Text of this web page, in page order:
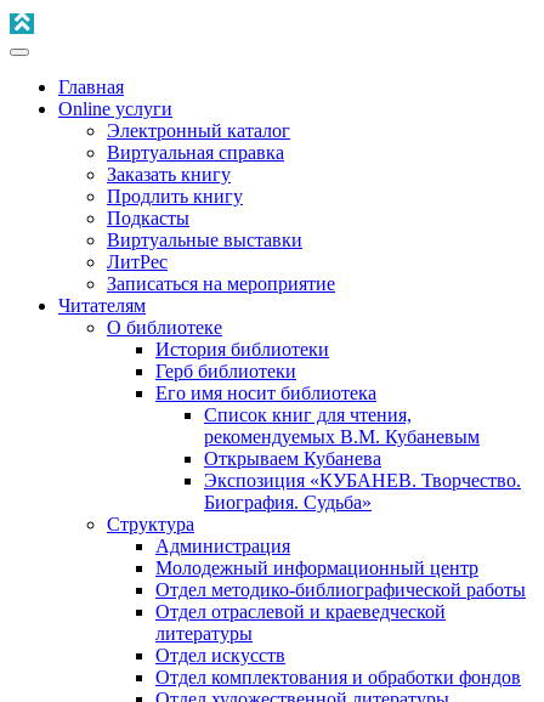
Главная
Online услуги
Электронный каталог
Виртуальная справка
Заказать книгу
Продлить книгу
Подкасты
Виртуальные выставки
ЛитРес
Записаться на мероприятие
Читателям
О библиотеке
История библиотеки
Герб библиотеки
Его имя носит библиотека
Список книг для чтения,
рекомендуемых В.М. Кубаневым
Открываем Кубанева
Экспозиция «КУБАНЕВ. Творчество.
Биография. Судьба»
Структура
Администрация
Молодежный информационный центр
Отдел методико-библиографической работы
Отдел отраслевой и краеведческой
литературы
Отдел искусств
Отдел комплектования и обработки фондов